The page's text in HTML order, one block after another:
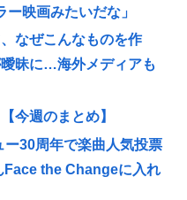
映画みたいだな」
なぜこんなものを作
昧に…海外メディアも
今週のまとめ】
30周年で楽曲人気投票
Face the Changeに入れ